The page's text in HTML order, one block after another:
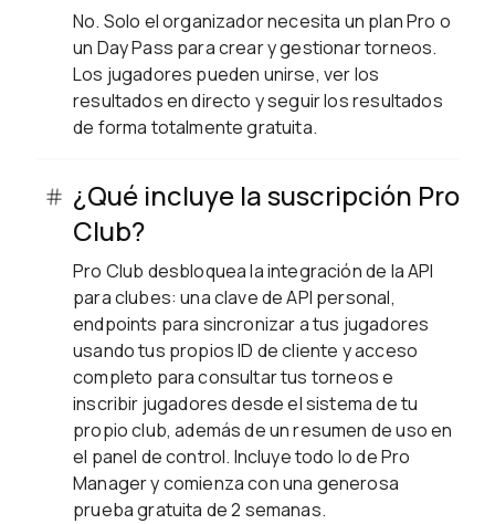
No. Solo el organizador necesita un plan Pro o
un Day Pass para crear y gestionar torneos.
Los jugadores pueden unirse, ver los
resultados en directo y seguir los resultados
de forma totalmente gratuita.
¿Qué incluye la suscripción Pro
Club?
Pro Club desbloquea la integración de la API
para clubes: una clave de API personal,
endpoints para sincronizar a tus jugadores
usando tus propios ID de cliente y acceso
completo para consultar tus torneos e
inscribir jugadores desde el sistema de tu
propio club, además de un resumen de uso en
el panel de control. Incluye todo lo de Pro
Manager y comienza con una generosa
prueba gratuita de 2 semanas.